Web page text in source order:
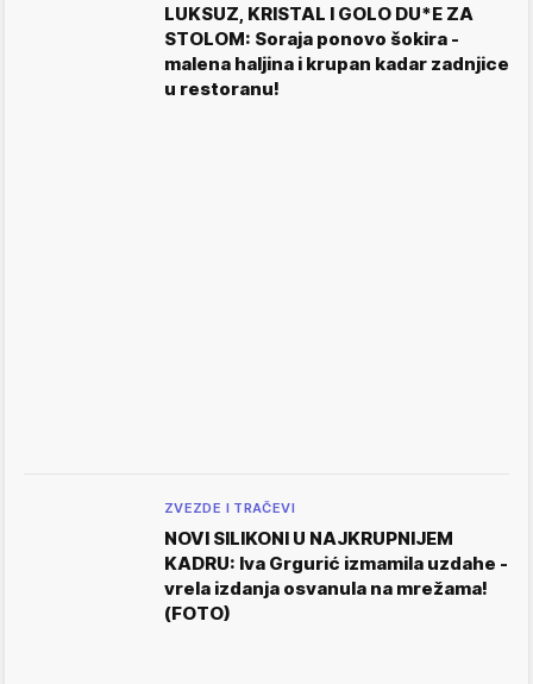
LUKSUZ, KRISTAL I GOLO DU*E ZA
STOLOM: Soraja ponovo šokira -
malena haljina i krupan kadar zadnjice
u restoranu!
ZVEZDE I TRAČEVI
NOVI SILIKONI U NAJKRUPNIJEM
KADRU: Iva Grgurić izmamila uzdahe -
vrela izdanja osvanula na mrežama!
(FOTO)